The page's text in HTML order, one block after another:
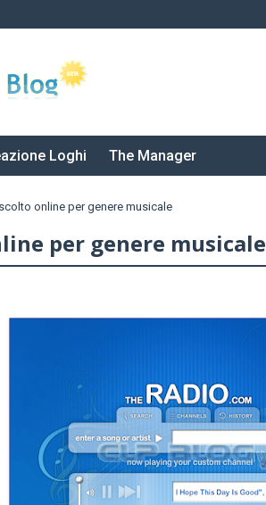
Loghi The Manager
online per genere musicale
per genere musicale